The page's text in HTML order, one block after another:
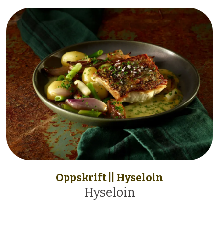
Oppskrift || Hyseloin
Hyseloin